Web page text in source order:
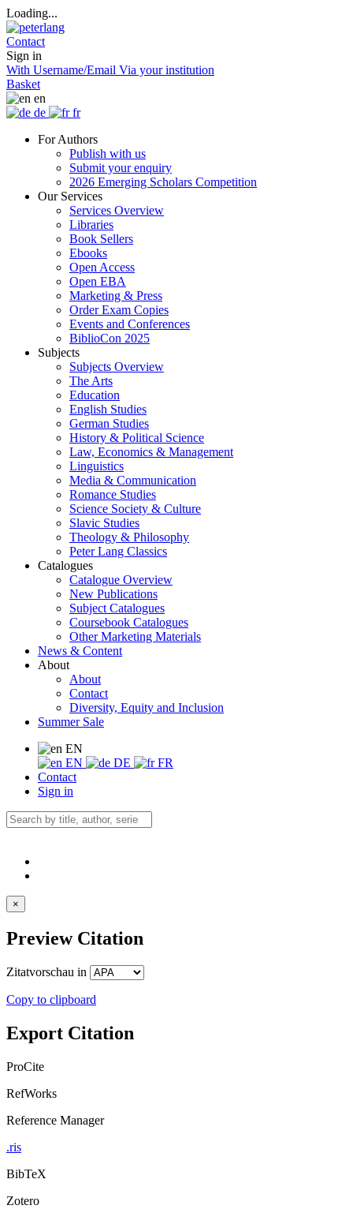
Loading...
Contact
Sign in
With Username/Email Via your institution
Basket
en
de
fr
For Authors
Publish with us
Submit your enquiry
2026 Emerging Scholars Competition
Our Services
Services Overview
Libraries
Book Sellers
Ebooks
Open Access
Open EBA
Marketing & Press
Order Exam Copies
Events and Conferences
BiblioCon 2025
Subjects
Subjects Overview
The Arts
Education
English Studies
German Studies
History & Political Science
Law, Economics & Management
Linguistics
Media & Communication
Romance Studies
Science Society & Culture
Slavic Studies
Theology & Philosophy
Peter Lang Classics
Catalogues
Catalogue Overview
New Publications
Subject Catalogues
Coursebook Catalogues
Other Marketing Materials
News & Content
About
About
Contact
Diversity, Equity and Inclusion
Summer Sale
EN
EN
DE
FR
Contact
Sign in
×
Preview Citation
Zitatvorschau in
Copy to clipboard
Export Citation
ProCite
RefWorks
Reference Manager
.ris
BibTeX
Zotero